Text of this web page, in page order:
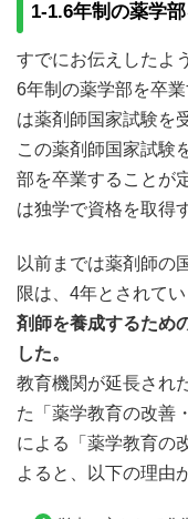
1-1.6年制の薬学
すでにお伝えしたよ
6年制の薬学部を卒
は薬剤師国家試験を
この薬剤師国家試験
部を卒業することが
は独学で資格を取得
以前までは薬剤師の
限は、4年とされてい
剤師を養成するため
した。
教育機関が延長され
た「薬学教育の改善
による「薬学教育の
よると、以下の理由